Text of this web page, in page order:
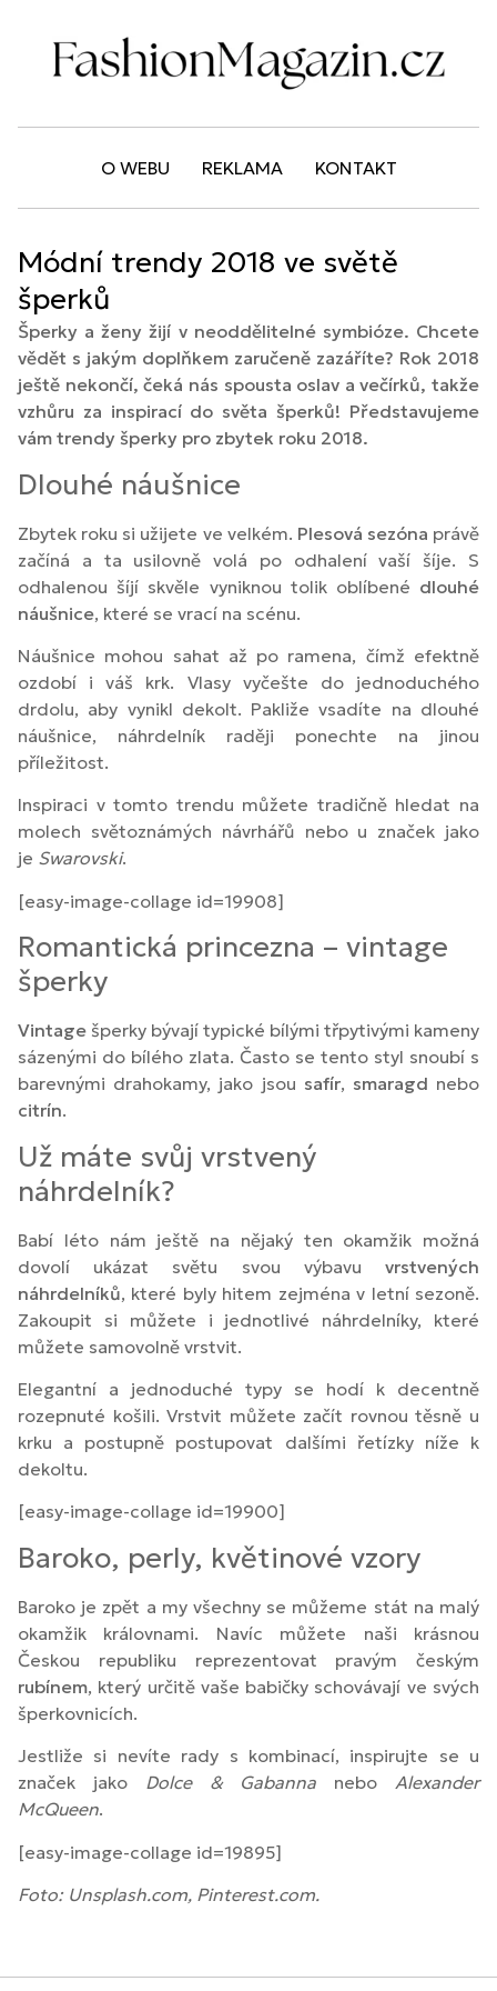
O WEBU REKLAMA KONTAKT
Módní trendy 2018 ve světě
šperků
Šperky a ženy žijí v neoddělitelné symbióze. Chcete
vědět s jakým doplňkem zaručeně zazáříte? Rok 2018
ještě nekončí, čeká nás spousta oslav a večírků, takže
vzhůru za inspirací do světa šperků! Představujeme
vám trendy šperky pro zbytek roku 2018.
Dlouhé náušnice
Zbytek roku si užijete ve velkém. Plesová sezóna právě
začíná a ta usilovně volá po odhalení vaší šíje. S
odhalenou šíjí skvěle vyniknou tolik oblíbené dlouhé
náušnice, které se vrací na scénu.
Náušnice mohou sahat až po ramena, čímž efektně
ozdobí i váš krk. Vlasy vyčešte do jednoduchého
drdolu, aby vynikl dekolt. Pakliže vsadíte na dlouhé
náušnice, náhrdelník raději ponechte na jinou
příležitost.
Inspiraci v tomto trendu můžete tradičně hledat na
molech světoznámých návrhářů nebo u značek jako
je Swarovski.
[easy-image-collage id=19908]
Romantická princezna – vintage
šperky
Vintage šperky bývají typické bílými třpytivými kameny
sázenými do bílého zlata. Často se tento styl snoubí s
barevnými drahokamy, jako jsou safír, smaragd nebo
citrín.
Už máte svůj vrstvený
náhrdelník?
Babí léto nám ještě na nějaký ten okamžik možná
dovolí ukázat světu svou výbavu vrstvených
náhrdelníků, které byly hitem zejména v letní sezoně.
Zakoupit si můžete i jednotlivé náhrdelníky, které
můžete samovolně vrstvit.
Elegantní a jednoduché typy se hodí k decentně
rozepnuté košili. Vrstvit můžete začít rovnou těsně u
krku a postupně postupovat dalšími řetízky níže k
dekoltu.
[easy-image-collage id=19900]
Baroko, perly, květinové vzory
Baroko je zpět a my všechny se můžeme stát na malý
okamžik královnami. Navíc můžete naši krásnou
Českou republiku reprezentovat pravým českým
rubínem, který určitě vaše babičky schovávají ve svých
šperkovnicích.
Jestliže si nevíte rady s kombinací, inspirujte se u
značek jako Dolce & Gabanna neboAlexander
McQueen.
[easy-image-collage id=19895]
Foto: Unsplash.com, Pinterest.com.